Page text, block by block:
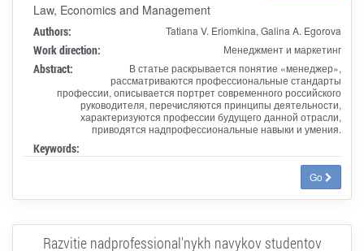
Law, Economics and Management
Authors: Tatiana V. Eriomkina, Galina A. Egorova
Work direction: Менеджмент и маркетинг
Abstract:
В статье раскрывается понятие «менеджер»,
рассматриваются профессиональные стандарты
профессии, описывается портрет современного российского
руководителя, перечисляются принципы деятельности,
характеризуются профессии будущего данной отрасли,
приводятся надпрофессиональные навыки и умения.
Keywords:
Go
Razvitie nadprofessional'nykh navykov studentov